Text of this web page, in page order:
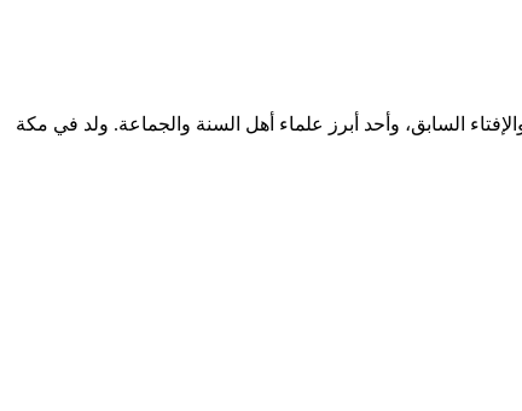
البحوث العلمية والإفتاء السابق، وأحد أبرز علماء أهل السنة والجماعة. ولد في مكة